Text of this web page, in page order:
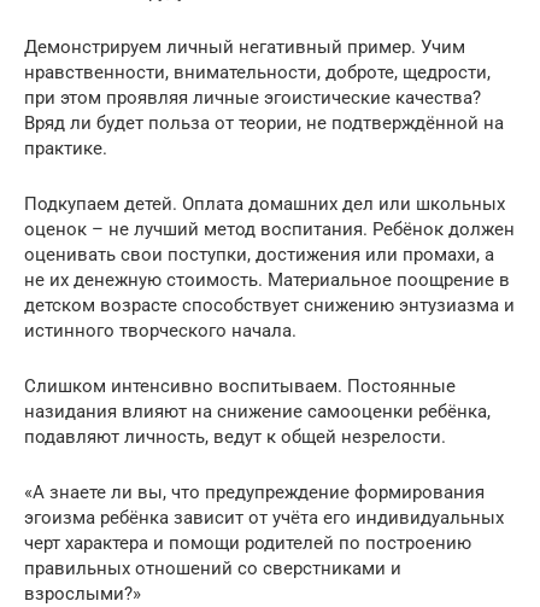
Демонстрируем личный негативный пример. Учим
нравственности, внимательности, доброте, щедрости,
при этом проявляя личные эгоистические качества?
Вряд ли будет польза от теории, не подтверждённой на
практике.
Подкупаем детей. Оплата домашних дел или школьных
оценок – не лучший метод воспитания. Ребёнок должен
оценивать свои поступки, достижения или промахи, а
не их денежную стоимость. Материальное поощрение в
детском возрасте способствует снижению энтузиазма и
истинного творческого начала.
Слишком интенсивно воспитываем. Постоянные
назидания влияют на снижение самооценки ребёнка,
подавляют личность, ведут к общей незрелости.
«А знаете ли вы, что предупреждение формирования
эгоизма ребёнка зависит от учёта его индивидуальных
черт характера и помощи родителей по построению
правильных отношений со сверстниками и
взрослыми?»